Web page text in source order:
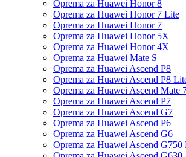
Oprema za Huawei Honor 8
Oprema za Huawei Honor 7 Lite
Oprema za Huawei Honor 7
Oprema za Huawei Honor 5X
Oprema za Huawei Honor 4X
Oprema za Huawei Mate S
Oprema za Huawei Ascend P8
Oprema za Huawei Ascend P8
Oprema za Huawei Ascend Mate
Oprema za Huawei Ascend P7
Oprema za Huawei Ascend G7
Oprema za Huawei Ascend P6
Oprema za Huawei Ascend G6
Oprema za Huawei Ascend